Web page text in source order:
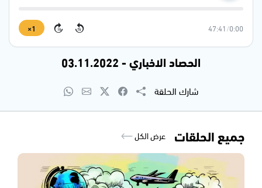
0:00
/
47:41
15
15
1×
الحصاد الاخباري - 03.11.2022
شارك الحلقة
جميع الحلقات عرض الكل